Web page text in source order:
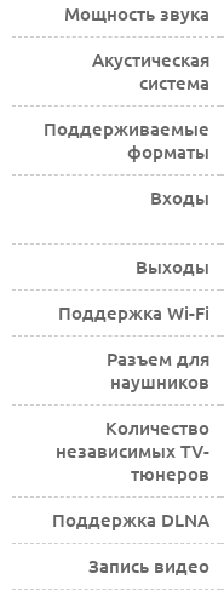
Мощность звука
Акустическая
система
Поддерживаемые
форматы
Входы
Выходы
Поддержка Wi-Fi
Разъем для
наушников
Количество
независимых TV-
тюнеров
Поддержка DLNA
Запись видео